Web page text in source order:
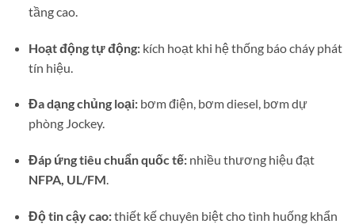
tầng cao.
Hoạt động tự động:kích hoạt khi hệ thống báo cháy phát
tín hiệu.
Đa dạng chủng loại:bơm điện, bơm diesel, bơm dự
phòng Jockey.
Đáp ứng tiêu chuẩn quốc tế:nhiều thương hiệu đạt
NFPA, UL/FM.
Độ tin cậy cao:thiết kế chuyên biệt cho tình huống khẩn